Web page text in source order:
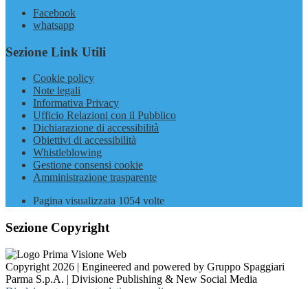
Facebook
whatsapp
Sezione Link Utili
Cookie policy
Note legali
Informativa Privacy
Ufficio Relazioni con il Pubblico
Dichiarazione di accessibilità
Obiettivi di accessibilità
Whistleblowing
Gestione consensi cookie
Amministrazione trasparente
Pagina visualizzata 1054 volte
Sezione Copyright
Copyright 2026 | Engineered and powered by Gruppo Spaggiari
Parma S.p.A. | Divisione Publishing & New Social Media